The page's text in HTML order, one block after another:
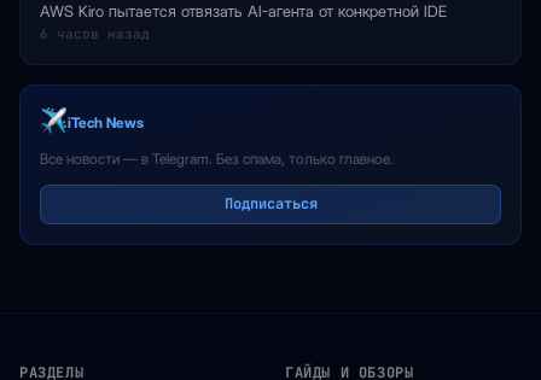
AWS Kiro пытается отвязать AI-агента от конкретной IDE
6 часов назад
iTech News
Все новости — в Telegram. Без спама, только главное.
Подписаться
РАЗДЕЛЫ ГАЙДЫ И ОБЗОРЫ